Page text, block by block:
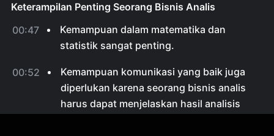
Keterampilan Penting Seorang Bisnis Analis
00:47
Kemampuan dalam matematika dan
statistik sangat penting.
00:52
Kemampuan komunikasi yang baik juga
diperlukan karena seorang bisnis analis
harus dapat menjelaskan hasil analisis